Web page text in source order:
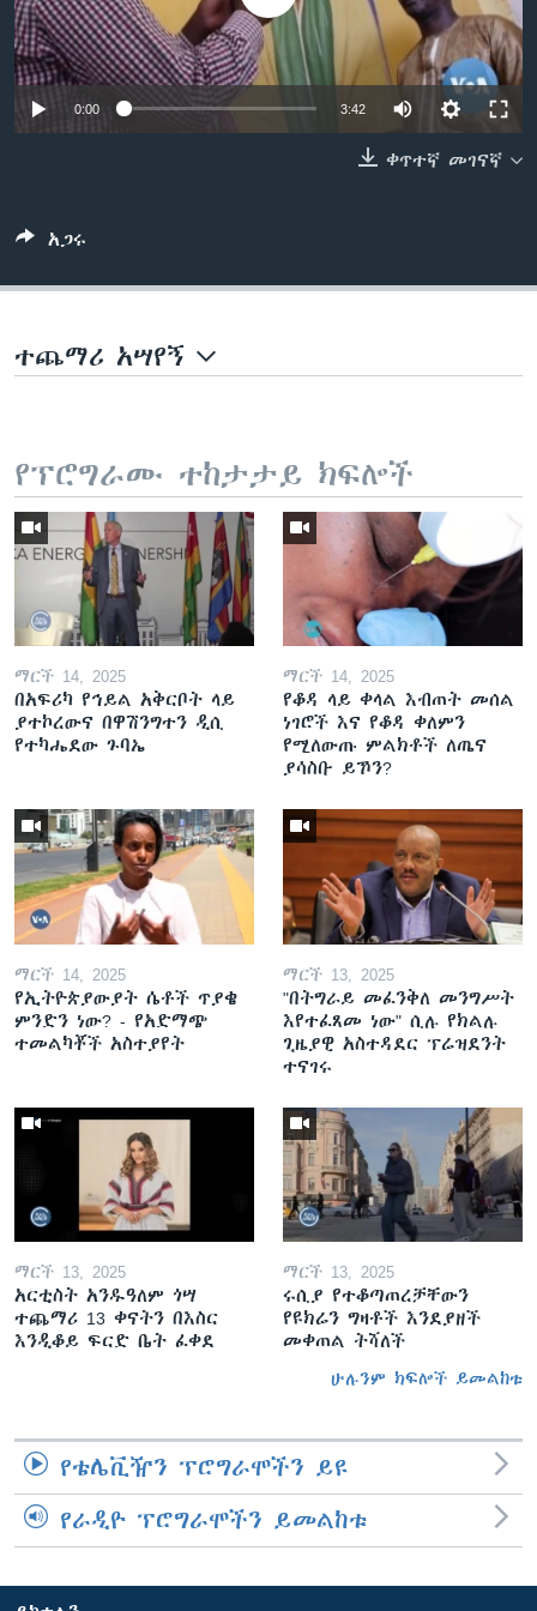
ቋንቋዎች
0:00 3:42
ቀጥተኛ መገናኛ
አጋሩ
ተጨማሪ አሣየኝ
የፕሮግራሙ ተከታታይ ክፍሎች
ማርች 14, 2025
በአፍሪካ የኅይል አቅርቦት ላይ
ያተኮረውና በዋሽንግተን ዲሲ
የተካሔደው ጉባኤ
ማርች 14, 2025
የቆዳ ላይ ቀላል እብጠት መሰል
ነገሮች እና የቆዳ ቀለምን
የሚለውጡ ምልክቶች ለጤና
ያሳስቡ ይኾን?
ማርች 14, 2025
የኢትዮጵያውያት ሴቶች ጥያቄ
ምንድን ነው? - የአድማጭ
ተመልካቾች አስተያየት
ማርች 13, 2025
"በትግራይ መፈንቅለ መንግሥት
እየተፈጸመ ነው" ሲሉ የክልሉ
ጊዜያዊ አስተዳደር ፕሬዝደንት
ተናገሩ
ማርች 13, 2025
አርቲስት አንዱዓለም ጎሣ
ተጨማሪ 13 ቀናትን በእስር
እንዲቆይ ፍርድ ቤት ፈቀደ
ማርች 13, 2025
ሩሲያ የተቆጣጠረቻቸውን
የዩክሬን ግዛቶች እንደያዘች
መቀጠል ትሻለች
ሁሉንም ክፍሎች ይመልከቱ
የቴሌቪዥን ፕሮግራሞችን ይዩ
የራዲዮ ፕሮግራሞችን ይመልከቱ